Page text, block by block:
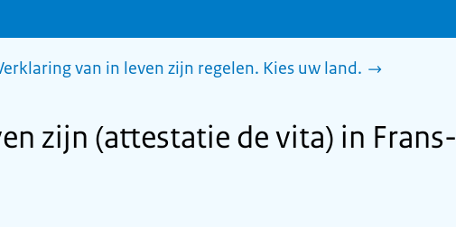
van in leven zijn regelen. Kies uw land.
zijn (attestatie de vita) in Frans-